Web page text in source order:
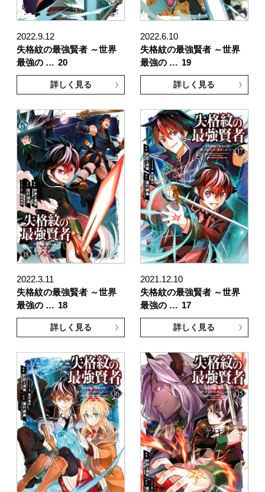
2022.9.12
失格紋の最強賢者 ～世界
最強の … 20
詳しく見る
2022.6.10
失格紋の最強賢者 ～世界
最強の … 19
詳しく見る
2022.3.11
失格紋の最強賢者 ～世界
最強の … 18
詳しく見る
2021.12.10
失格紋の最強賢者 ～世界
最強の … 17
詳しく見る